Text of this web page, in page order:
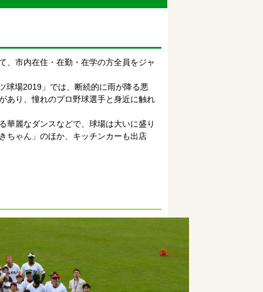
市内在住・在勤・在学の方全員をジャ
場2019」では、断続的に雨が降る悪
あり、憧れのプロ野球選手と身近に触れ
麗なダンスなどで、球場は大いに盛り
ちゃん」のほか、キッチンカーも出店